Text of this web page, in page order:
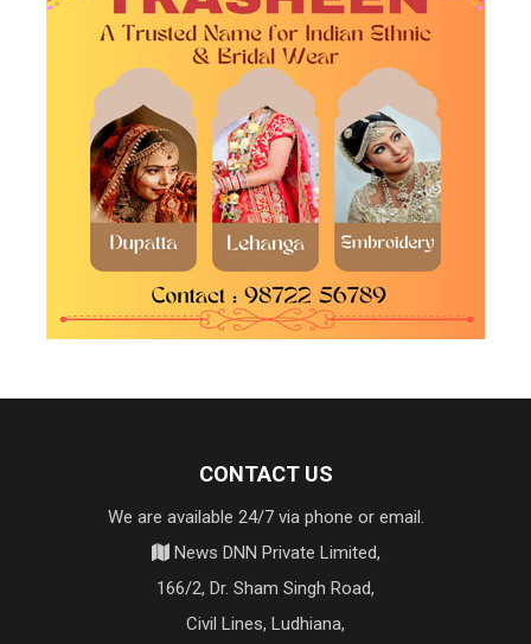
CONTACT US
We are available 24/7 via phone or email.
News DNN Private Limited,
166/2, Dr. Sham Singh Road,
Civil Lines, Ludhiana,